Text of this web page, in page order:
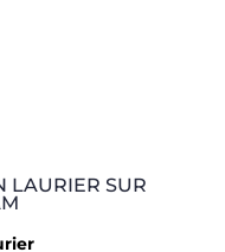
LAURIER SUR